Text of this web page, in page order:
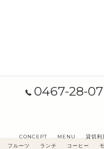
0467-28-
CONCEPT MENU 貸切利
フルーツ
ランチ コーヒー